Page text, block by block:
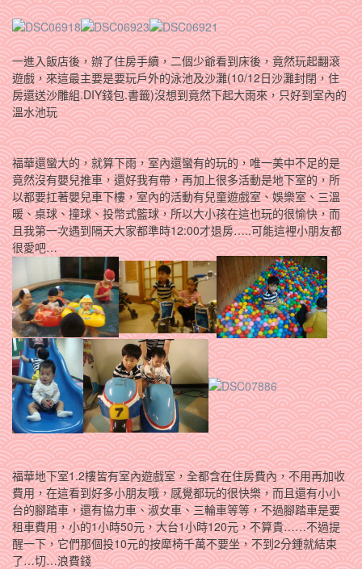
一進入飯店後，辦了住房手續，二個少爺看到床後，竟然玩起翻滾
遊戲，來這最主要是要玩戶外的泳池及沙灘(10/12日沙灘封閉，住
房還送沙雕組.DIY錢包.書籤)沒想到竟然下起大雨來，只好到室內的
溫水池玩
福華還蠻大的，就算下雨，室內還蠻有的玩的，唯一美中不足的是
竟然沒有嬰兒推車，還好我有帶，再加上很多活動是地下室的，所
以都要扛著嬰兒車下樓，室內的活動有兒童遊戲室、娛樂室、三溫
暖、桌球、撞球、投幣式籃球，所以大小孩在這也玩的很愉快，而
且我第一次遇到隔天大家都準時12:00才退房…..可能這裡小朋友都
很愛吧…
福華地下室1.2樓皆有室內遊戲室，全都含在住房費內，不用再加收
費用，在這看到好多小朋友哦，感覺都玩的很快樂，而且還有小小
台的腳踏車，還有協力車、淑女車、三輪車等等，不過腳踏車是要
租車費用，小的1小時50元，大台1小時120元，不算貴……不過提
醒一下，它們那個投10元的按犘椅千萬不要坐，不到2分鍾就結束
了…切…浪費錢